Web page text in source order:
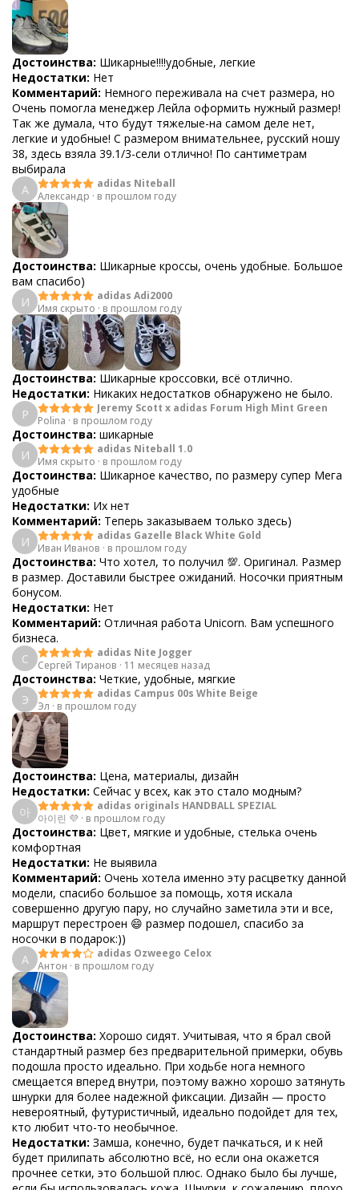
Достоинства: Шикарные!!!!удобные, легкие
Недостатки: Нет
Комментарий: Немного переживала на счет размера, но
Очень помогла менеджер Лейла оформить нужный размер!
Так же думала, что будут тяжелые-на самом деле нет,
легкие и удобные! С размером внимательнее, русский ношу
38, здесь взяла 39.1/3-сели отлично! По сантиметрам
выбирала
А
adidas Niteball
Александр · в прошлом году
Достоинства: Шикарные кроссы, очень удобные. Большое
вам спасибо)
И
adidas Adi2000
Имя скрыто · в прошлом году
Достоинства: Шикарные кроссовки, всё отлично.
Недостатки: Никаких недостатков обнаружено не было.
P
Jeremy Scott x adidas Forum High Mint Green
Polina · в прошлом году
Достоинства: шикарные
И
adidas Niteball 1.0
Имя скрыто · в прошлом году
Достоинства: Шикарное качество, по размеру супер Мега
удобные
Недостатки: Их нет
Комментарий: Теперь заказываем только здесь)
И
adidas Gazelle Black White Gold
Иван Иванов · в прошлом году
Достоинства: Что хотел, то получил 💯. Оригинал. Размер
в размер. Доставили быстрее ожиданий. Носочки приятным
бонусом.
Недостатки: Нет
Комментарий: Отличная работа Unicorn. Вам успешного
бизнеса.
С
adidas Nite Jogger
Сергей Тиранов · 11 месяцев назад
Достоинства: Четкие, удобные, мягкие
Э
adidas Campus 00s White Beige
Эл · в прошлом году
Достоинства: Цена, материалы, дизайн
Недостатки: Сейчас у всех, как это стало модным?
아
adidas originals HANDBALL SPEZIAL
아이린 💜 · в прошлом году
Достоинства: Цвет, мягкие и удобные, стелька очень
комфортная
Недостатки: Не выявила
Комментарий: Очень хотела именно эту расцветку данной
модели, спасибо большое за помощь, хотя искала
совершенно другую пару, но случайно заметила эти и все,
маршрут перестроен 😄 размер подошел, спасибо за
носочки в подарок:))
А
adidas Ozweego Celox
Антон · в прошлом году
Достоинства: Хорошо сидят. Учитывая, что я брал свой
стандартный размер без предварительной примерки, обувь
подошла просто идеально. При ходьбе нога немного
смещается вперед внутри, поэтому важно хорошо затянуть
шнурки для более надежной фиксации. Дизайн — просто
невероятный, футуристичный, идеально подойдет для тех,
кто любит что-то необычное.
Недостатки: Замша, конечно, будет пачкаться, и к ней
будет прилипать абсолютно всё, но если она окажется
прочнее сетки, это большой плюс. Однако было бы лучше,